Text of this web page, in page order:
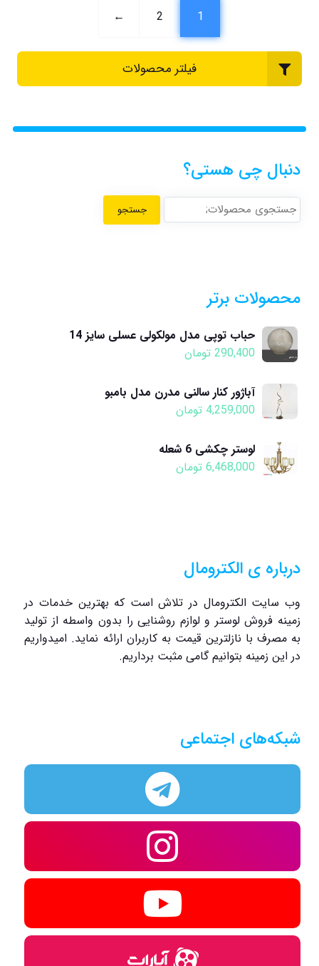
1
2
←
فیلتر محصولات
دنبال چی هستی؟
جستجو
محصولات برتر
حباب توپی مدل مولکولی عسلی سایز 14
290,400 تومان
آباژور کنار سالنی مدرن مدل بامبو
4,259,000 تومان
لوستر چکشی 6 شعله
6,468,000 تومان
درباره ی الکترومال
وب سایت الکترومال در تلاش است که بهترین خدمات در
زمینه فروش لوستر و لوازم روشنایی را بدون واسطه از تولید
به مصرف با نازلترین قیمت به کاربران ارائه نماید. امیدواریم
در این زمینه بتوانیم گامی مثبت برداریم.
شبکه‌های اجتماعی